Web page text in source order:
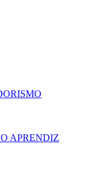
APRENDIZ